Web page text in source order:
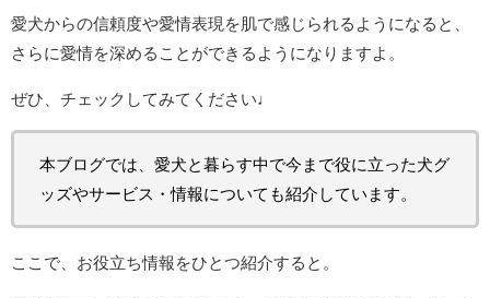
愛犬からの信頼度や愛情表現を肌で感じられるようになると、
さらに愛情を深めることができるようになりますよ。
ぜひ、チェックしてみてください♩
本ブログでは、愛犬と暮らす中で今まで役に立った犬グ
ッズやサービス・情報についても紹介しています。
ここで、お役立ち情報をひとつ紹介すると。